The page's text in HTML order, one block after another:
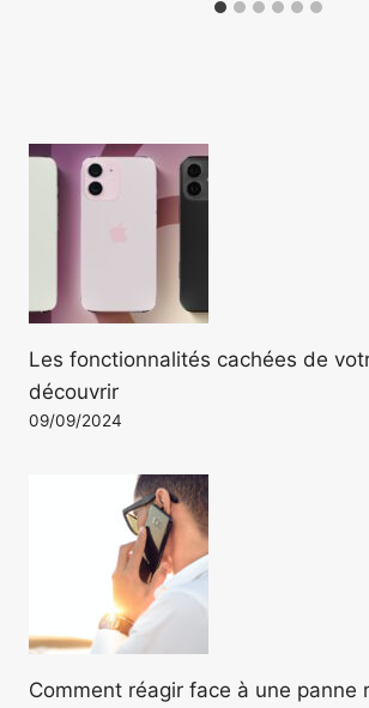
Les fonctionnalités cachées de
découvrir
09/09/2024
Comment réagir face à une panne